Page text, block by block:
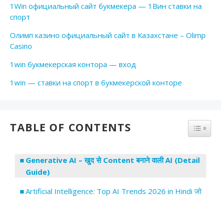
1Win официальный сайт букмекера — 1Вин ставки на
спорт
Олимп казино официальный сайт в Казахстане – Olimp
Casino
1win букмекерская контора — вход
1win — ставки на спорт в букмекерской конторе
TABLE OF CONTENTS
Generative AI – खुद से Content बनाने वाली AI (Detail
Guide)
Artificial Intelligence: Top AI Trends 2026 in Hindi जो